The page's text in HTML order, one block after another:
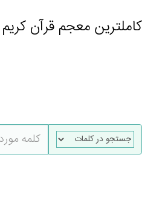
کاملترین معجم قرآن کریم